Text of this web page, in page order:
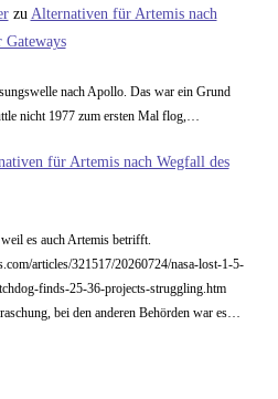
zu Alternativen für Artemis nach
nach Apollo. Das war ein Grund
nicht 1977 zum ersten Mal flog,…
für Artemis nach Wegfall des
es auch Artemis betrifft.
articles/321517/20260724/nasa-lost-1-5-
finds-25-36-projects-struggling.htm
bei den anderen Behörden war es…